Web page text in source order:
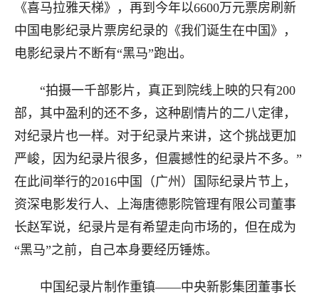
《喜马拉雅天梯》，再到今年以6600万元票房刷新
中国电影纪录片票房纪录的《我们诞生在中国》，
电影纪录片不断有“黑马”跑出。
“拍摄一千部影片，真正到院线上映的只有200
部，其中盈利的还不多，这种剧情片的二八定律，
对纪录片也一样。对于纪录片来讲，这个挑战更加
严峻，因为纪录片很多，但震撼性的纪录片不多。”
在此间举行的2016中国（广州）国际纪录片节上，
资深电影发行人、上海唐德影院管理有限公司董事
长赵军说，纪录片是有希望走向市场的，但在成为
“黑马”之前，自己本身要经历锤炼。
中国纪录片制作重镇——中央新影集团董事长